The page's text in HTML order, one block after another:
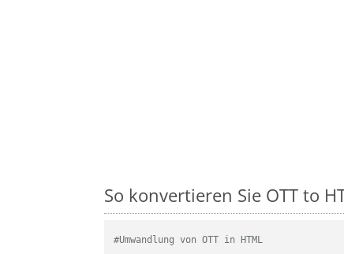
So konvertieren Sie OTT to
#Umwandlung von OTT in HTML